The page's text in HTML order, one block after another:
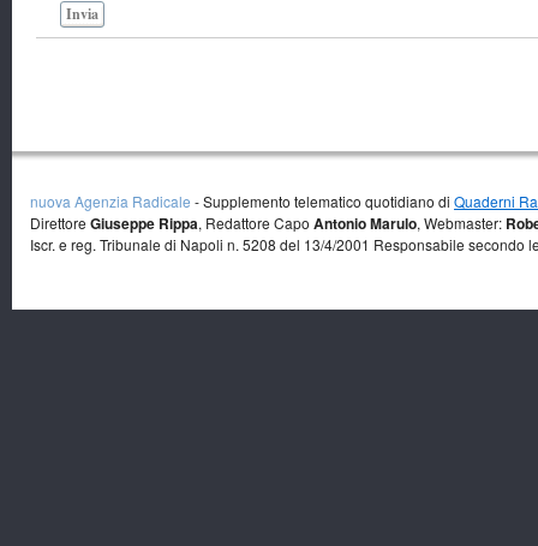
Invia
nuova Agenzia Radicale - Supplemento telematico quotidiano di Quaderni
Direttore Giuseppe Rippa, Redattore Capo Antonio Marulo, Webmaster:
Iscr. e reg. Tribunale di Napoli n. 5208 del 13/4/2001 Responsabile secondo